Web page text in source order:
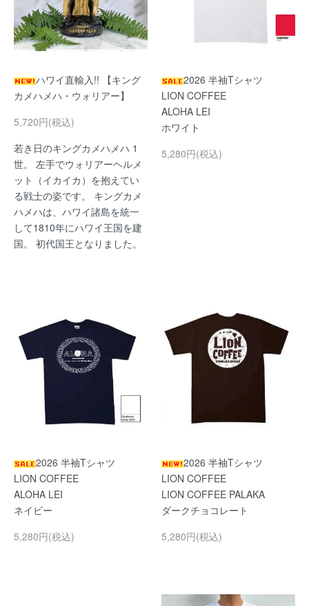
ハワイ直輸入!! 【キング
カメハメハ・ウォリアー】
5,720円(税込)
若き日のキングカメハメハ 1
世。 左手でウォリアーヘルメ
ット（イカイカ）を抱えてい
る戦士の姿です。 キングカメ
ハメハは、ハワイ諸島を統一
して1810年にハワイ王国を建
国。 初代国王となりました。
2026 半袖Tシャツ
LION COFFEE
ALOHA LEI
ホワイト
5,280円(税込)
2026 半袖Tシャツ
LION COFFEE
ALOHA LEI
ネイビー
5,280円(税込)
2026 半袖Tシャツ
LION COFFEE
LION COFFEE PALAKA
ダークチョコレート
5,280円(税込)